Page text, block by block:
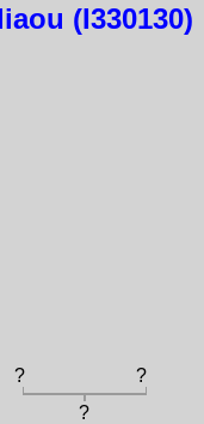
(I330130)
?
?
?